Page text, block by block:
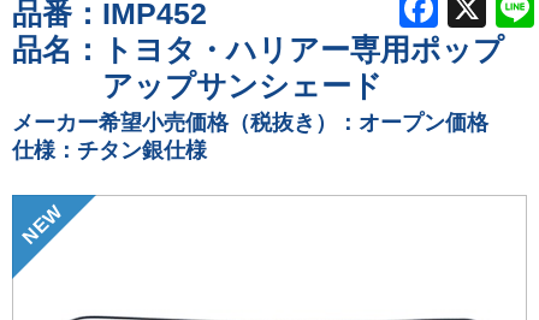
a
e
o
品番： IMP452
品名：
トヨタ・ハリアー専用ポップ
アップサンシェード
メーカー希望小売価格（税抜き）：オープン価格
仕様：チタン銀仕様
NEW